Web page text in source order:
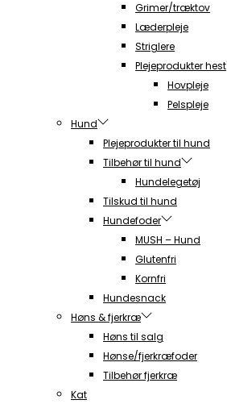
Grimer/træktov
Læderpleje
Striglere
Plejeprodukter hest
Hovpleje
Pelspleje
Hund
Plejeprodukter til hund
Tilbehør til hund
Hundelegetøj
Tilskud til hund
Hundefoder
MUSH – Hund
Glutenfri
Kornfri
Hundesnack
Høns & fjerkræ
Høns til salg
Hønse/fjerkræfoder
Tilbehør fjerkræ
Kat